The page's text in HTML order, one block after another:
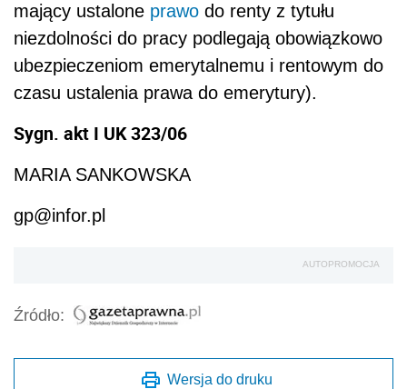
mający ustalone prawo do renty z tytułu
niezdolności do pracy podlegają obowiązkowo
ubezpieczeniom emerytalnemu i rentowym do
czasu ustalenia prawa do emerytury).
Sygn. akt I UK 323/06
MARIA SANKOWSKA
gp@infor.pl
AUTOPROMOCJA
Źródło:
Wersja do druku